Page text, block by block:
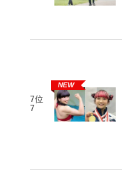
7位
7
NEW